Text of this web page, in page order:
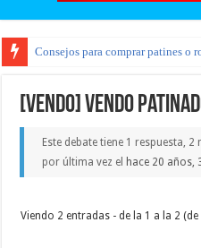
Consejos para comprar patines o
[VENDO] Vendo
Este debate tiene 1 respuesta,
por última vez el hace 20 años,
Viendo 2 entradas - de la 1 a la 2